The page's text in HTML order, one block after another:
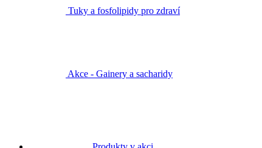
Tuky a fosfolipidy pro zdraví
Akce - Gainery a sacharidy